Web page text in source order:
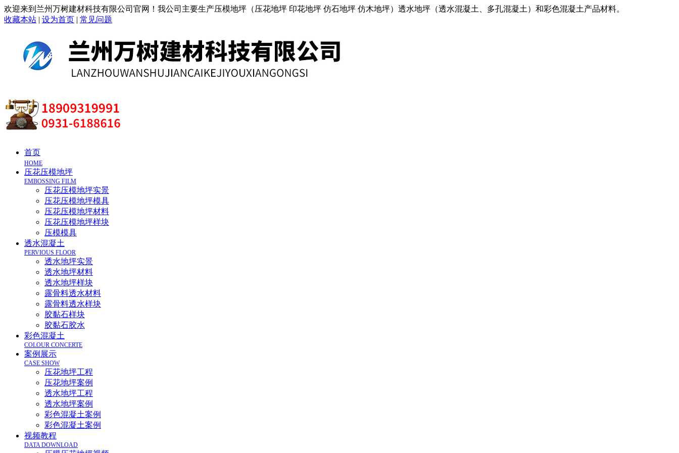
欢迎来到兰州万树建材科技有限公司官网！我公司主要生产压模地坪（压花地坪 印花地坪 仿石地坪 仿木地坪）透水地坪（透水混凝土、多孔混凝土）和彩色混凝土产品材料。
收藏本站 | 设为首页 | 常见问题
首页
HOME
压花压模地坪
EMBOSSING FILM
压花压模地坪实景
压花压模地坪模具
压花压模地坪材料
压花压模地坪样块
压模模具
透水混凝土
PERVIOUS FLOOR
透水地坪实景
透水地坪材料
透水地坪样块
露骨料透水材料
露骨料透水样块
胶黏石样块
胶黏石胶水
彩色混凝土
COLOUR CONCERTE
案例展示
CASE SHOW
压花地坪工程
压花地坪案例
透水地坪工程
透水地坪案例
彩色混凝土案例
彩色混凝土案例
视频教程
DATA DOWNLOAD